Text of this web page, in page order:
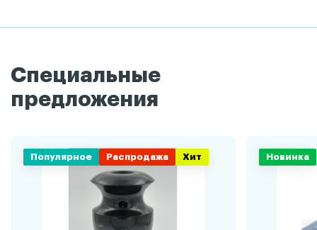
Специальные
предложения
Популярное Распродажа Хит Новинка